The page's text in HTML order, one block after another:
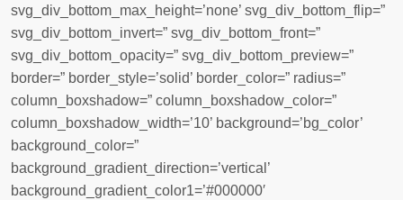
svg_div_bottom_max_height=’none’ svg_div_bottom_flip=”
svg_div_bottom_invert=” svg_div_bottom_front=”
svg_div_bottom_opacity=” svg_div_bottom_preview=”
border=” border_style=’solid’ border_color=” radius=”
column_boxshadow=” column_boxshadow_color=”
column_boxshadow_width=’10’ background=’bg_color’
background_color=”
background_gradient_direction=’vertical’
background_gradient_color1=’#000000′